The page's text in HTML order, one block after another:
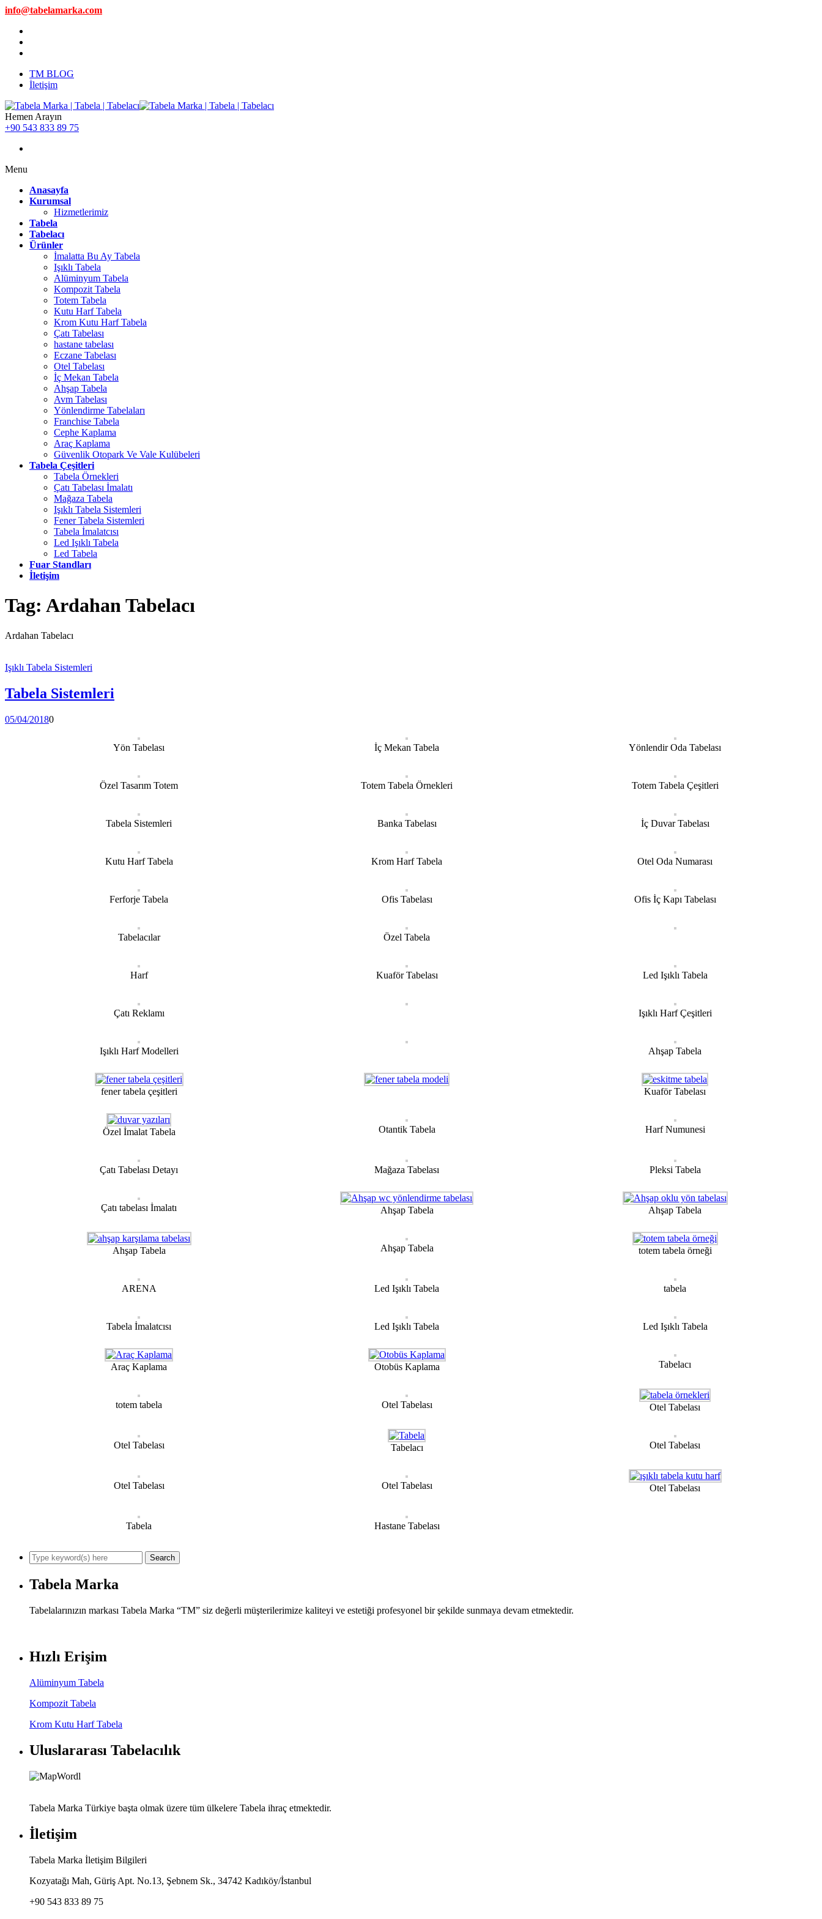
info@tabelamarka.com
TM BLOG
İletişim
Hemen Arayın
+90 543 833 89 75
Menu
Anasayfa
Kurumsal
Hizmetlerimiz
Tabela
Tabelacı
Ürünler
İmalatta Bu Ay Tabela
Işıklı Tabela
Alüminyum Tabela
Kompozit Tabela
Totem Tabela
Kutu Harf Tabela
Krom Kutu Harf Tabela
Çatı Tabelası
hastane tabelası
Eczane Tabelası
Otel Tabelası
İç Mekan Tabela
Ahşap Tabela
Avm Tabelası
Yönlendirme Tabelaları
Franchise Tabela
Cephe Kaplama
Araç Kaplama
Güvenlik Otopark Ve Vale Kulübeleri
Tabela Çeşitleri
Tabela Örnekleri
Çatı Tabelası İmalatı
Mağaza Tabela
Işıklı Tabela Sistemleri
Fener Tabela Sistemleri
Tabela İmalatcısı
Led Işıklı Tabela
Led Tabela
Fuar Standları
İletişim
Tag: Ardahan Tabelacı
Ardahan Tabelacı
Işıklı Tabela Sistemleri
Tabela Sistemleri
05/04/20180
Yön Tabelası İç Mekan Tabela Yönlendir Oda Tabelası
Özel Tasarım Totem Totem Tabela Örnekleri Totem Tabela Çeşitleri
Tabela Sistemleri Banka Tabelası İç Duvar Tabelası
Kutu Harf Tabela Krom Harf Tabela Otel Oda Numarası
Ferforje Tabela Ofis Tabelası Ofis İç Kapı Tabelası
Tabelacılar Özel Tabela
Harf Kuaför Tabelası Led Işıklı Tabela
Çatı Reklamı Işıklı Harf Çeşitleri
Işıklı Harf Modelleri Ahşap Tabela
fener tabela çeşitleri Kuaför Tabelası
Özel İmalat Tabela Otantik Tabela Harf Numunesi
Çatı Tabelası Detayı Mağaza Tabelası Pleksi Tabela
Çatı tabelası İmalatı Ahşap Tabela Ahşap Tabela
Ahşap Tabela Ahşap Tabela totem tabela örneği
ARENA Led Işıklı Tabela tabela
Tabela İmalatcısı Led Işıklı Tabela Led Işıklı Tabela
Araç Kaplama Otobüs Kaplama Tabelacı
totem tabela Otel Tabelası Otel Tabelası
Otel Tabelası Tabelacı Otel Tabelası
Otel Tabelası Otel Tabelası Otel Tabelası
Tabela Hastane Tabelası
Tabela Marka
Tabelalarınızın markası Tabela Marka “TM” siz değerli müşterilerimize kaliteyi ve estetiği profesyonel bir şekilde sunmaya devam etmektedir.
Hızlı Erişim
Alüminyum Tabela
Kompozit Tabela
Krom Kutu Harf Tabela
Uluslararası Tabelacılık
Tabela Marka Türkiye başta olmak üzere tüm ülkelere Tabela ihraç etmektedir.
İletişim
Tabela Marka İletişim Bilgileri
Kozyatağı Mah, Güriş Apt. No.13, Şebnem Sk., 34742 Kadıköy/İstanbul
+90 543 833 89 75